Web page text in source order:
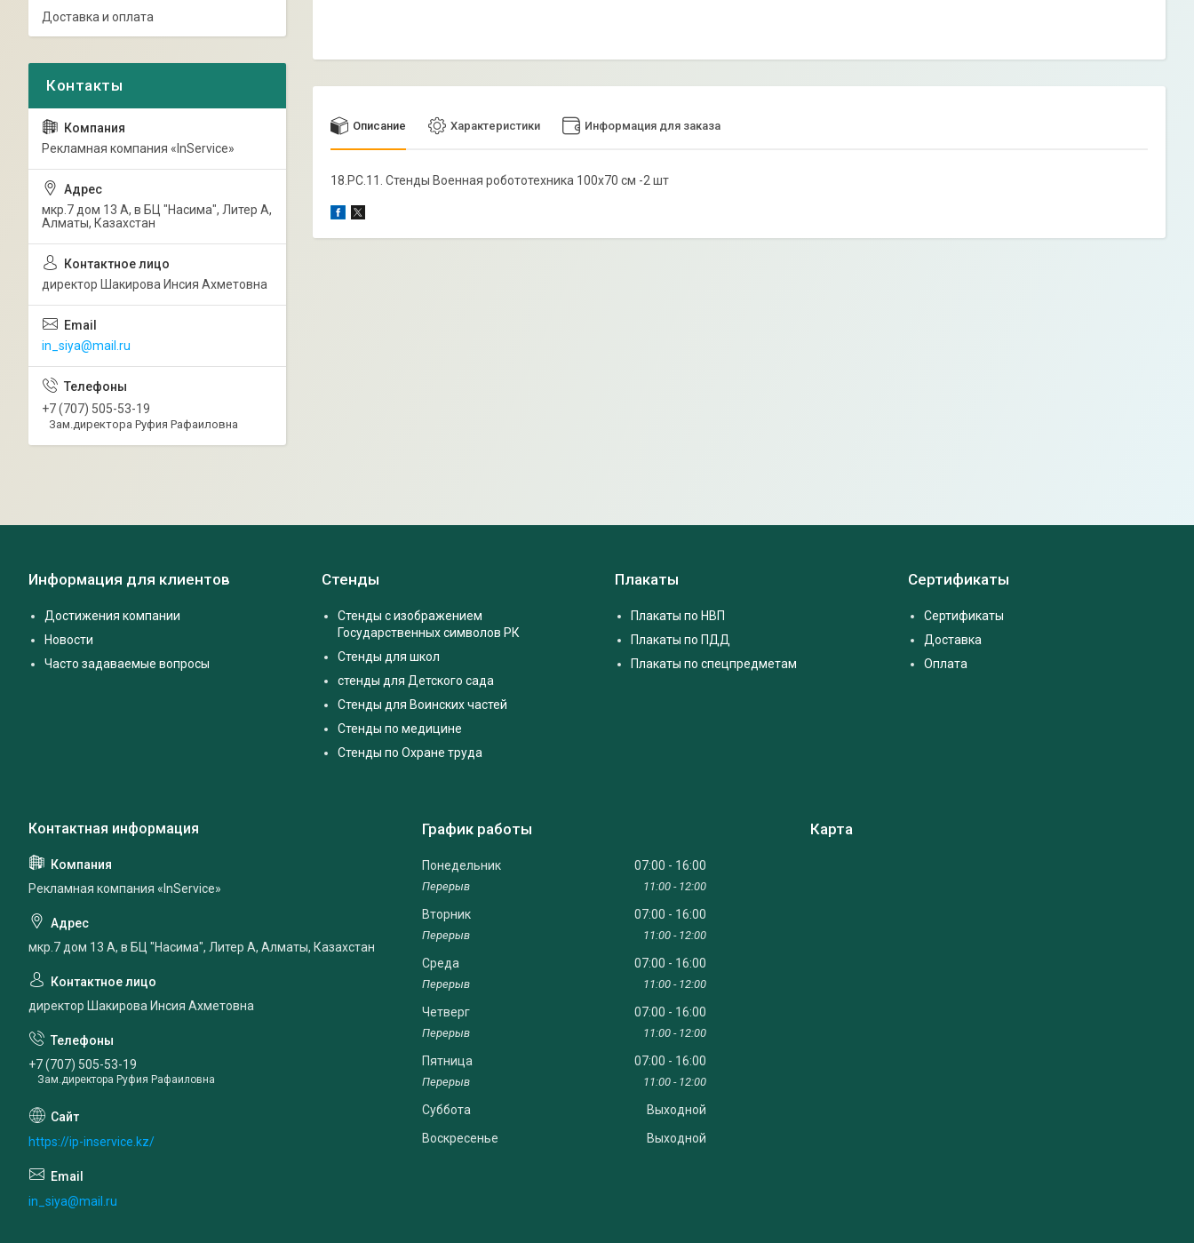
Описание Характеристики Информация для заказа
18.РС.11. Стенды Военная робототехника 100х70 см -2 шт
Доставка и оплата
Рекламная компания «InService»
мкр.7 дом 13 А, в БЦ "Насима", Литер А,
Алматы, Казахстан
директор Шакирова Инсия Ахметовна
in_siya@mail.ru
+7 (707) 505-53-19
Зам.директора Руфия Рафаиловна
Информация для клиентов
Достижения компании
Новости
Часто задаваемые вопросы
Стенды
Стенды с изображением
Государственных символов РК
Стенды для школ
стенды для Детского сада
Стенды для Воинских частей
Стенды по медицине
Стенды по Охране труда
Плакаты
Плакаты по НВП
Плакаты по ПДД
Плакаты по спецпредметам
Сертификаты
Сертификаты
Доставка
Оплата
Рекламная компания «InService»
мкр.7 дом 13 А, в БЦ "Насима", Литер А, Алматы, Казахстан
директор Шакирова Инсия Ахметовна
+7 (707) 505-53-19
Зам.директора Руфия Рафаиловна
https://ip-inservice.kz/
in_siya@mail.ru
График работы
Понедельник 07:00 16:00
11:00 12:00
Вторник 07:00 16:00
11:00 12:00
Среда 07:00 16:00
11:00 12:00
Четверг 07:00 16:00
11:00 12:00
Пятница 07:00 16:00
11:00 12:00
Суббота
Выходной
Воскресенье
Выходной
Карта